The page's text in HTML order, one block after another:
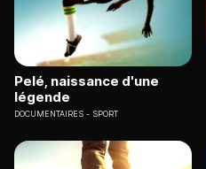
Pelé, naissance d'une
légende
DOCUMENTAIRES SPORT